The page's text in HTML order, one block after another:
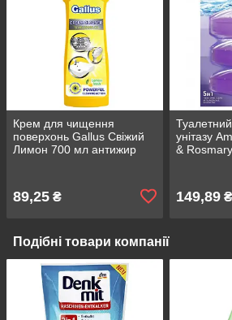
Крем для чищення
поверхонь Gallus Свіжий
Лимон 700 мл антижир
89,25 ₴
унітазу
&
149,89₴
Подібні товари компанії